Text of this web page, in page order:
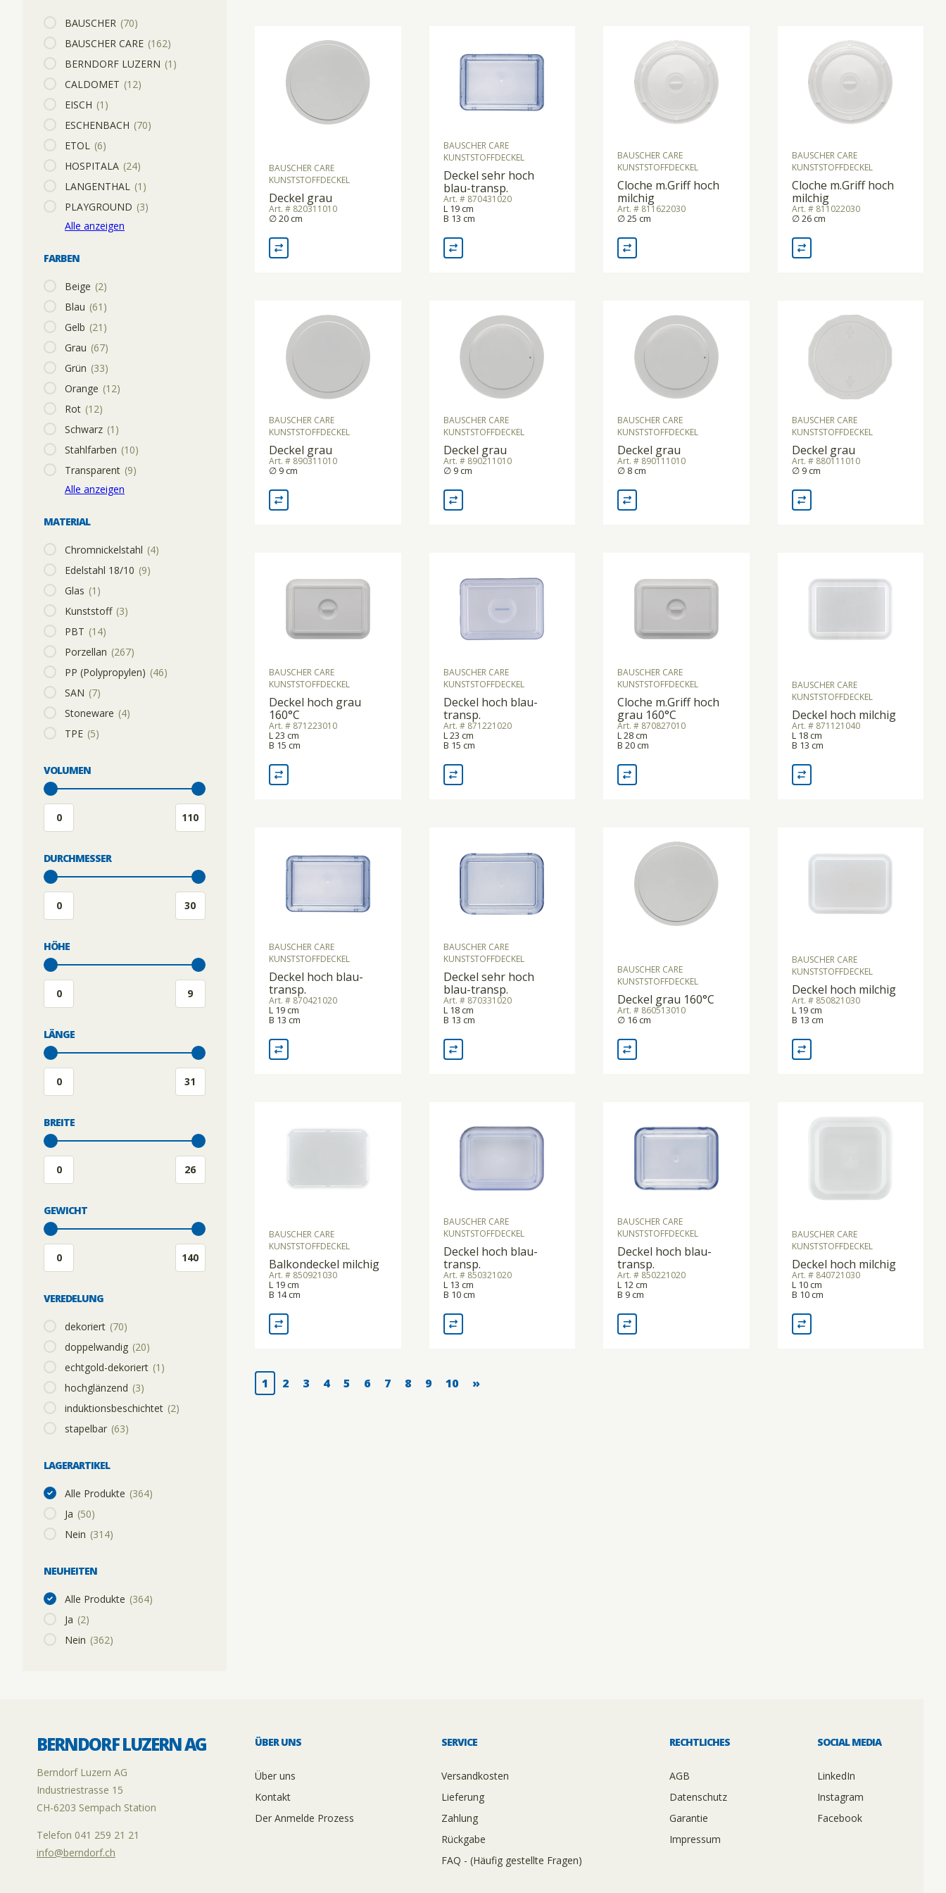
KÜHLGERÄTE/KÜHLVITRINEN
MOUSSIERGERÄT
RACLETTEGERÄTE
SAFTZENTRIFUGEN
SCHNEIDEMASCHINEN
SOUS-VIDE
STABMIXER/GEWERBEMIXER/BLIXER
TOASTER
VAKUUMIERMASCHINEN
SPEISETRANSPORT/GETRÄNKETRANSPORT
SPÜLKÖRBE
TABLETT-/TELLERTRANSPORTWAGEN
BAUSCHER (70)
BAUSCHER CARE (162)
BERNDORF LUZERN (1)
CALDOMET (12)
EISCH (1)
ESCHENBACH (70)
ETOL (6)
HOSPITALA (24)
LANGENTHAL (1)
PLAYGROUND (3)
Alle anzeigen
FARBEN
Beige (2)
Blau (61)
Gelb (21)
Grau (67)
Grün (33)
Orange (12)
Rot (12)
Schwarz (1)
Stahlfarben (10)
Transparent (9)
Alle anzeigen
MATERIAL
Chromnickelstahl (4)
Edelstahl 18/10 (9)
Glas (1)
Kunststoff (3)
PBT (14)
Porzellan (267)
PP (Polypropylen) (46)
SAN (7)
Stoneware (4)
TPE (5)
VOLUMEN
DURCHMESSER
HÖHE
LÄNGE
BREITE
GEWICHT
VEREDELUNG
dekoriert (70)
doppelwandig (20)
echtgold-dekoriert (1)
hochglänzend (3)
induktionsbeschichtet (2)
stapelbar (63)
LAGERARTIKEL
Alle Produkte (364)
Ja (50)
Nein (314)
NEUHEITEN
Alle Produkte (364)
Ja (2)
Nein (362)
BAUSCHER CARE
KUNSTSTOFFDECKEL
Deckel grau
Art. # 820311010
∅ 20 cm
BAUSCHER CARE
KUNSTSTOFFDECKEL
Deckel sehr hoch
blau-transp.
Art. # 870431020
L 19 cm
B 13 cm
BAUSCHER CARE
KUNSTSTOFFDECKEL
Cloche m.Griff hoch
milchig
Art. # 811622030
∅ 25 cm
BAUSCHER CARE
KUNSTSTOFFDECKEL
Cloche m.Griff hoch
milchig
Art. # 811022030
∅ 26 cm
BAUSCHER CARE
KUNSTSTOFFDECKEL
Deckel grau
Art. # 890311010
∅ 9 cm
BAUSCHER CARE
KUNSTSTOFFDECKEL
Deckel grau
Art. # 890211010
∅ 9 cm
BAUSCHER CARE
KUNSTSTOFFDECKEL
Deckel grau
Art. # 890111010
∅ 8 cm
BAUSCHER CARE
KUNSTSTOFFDECKEL
Deckel grau
Art. # 880111010
∅ 9 cm
BAUSCHER CARE
KUNSTSTOFFDECKEL
Deckel hoch grau
160°C
Art. # 871223010
L 23 cm
B 15 cm
BAUSCHER CARE
KUNSTSTOFFDECKEL
Deckel hoch blau-
transp.
Art. # 871221020
L 23 cm
B 15 cm
BAUSCHER CARE
KUNSTSTOFFDECKEL
Cloche m.Griff hoch
grau 160°C
Art. # 870827010
L 28 cm
B 20 cm
BAUSCHER CARE
KUNSTSTOFFDECKEL
Deckel hoch milchig
Art. # 871121040
L 18 cm
B 13 cm
BAUSCHER CARE
KUNSTSTOFFDECKEL
Deckel hoch blau-
transp.
Art. # 870421020
L 19 cm
B 13 cm
BAUSCHER CARE
KUNSTSTOFFDECKEL
Deckel sehr hoch
blau-transp.
Art. # 870331020
L 18 cm
B 13 cm
BAUSCHER CARE
KUNSTSTOFFDECKEL
Deckel grau 160°C
Art. # 860513010
∅ 16 cm
BAUSCHER CARE
KUNSTSTOFFDECKEL
Deckel hoch milchig
Art. # 850821030
L 19 cm
B 13 cm
BAUSCHER CARE
KUNSTSTOFFDECKEL
Balkondeckel milchig
Art. # 850921030
L 19 cm
B 14 cm
BAUSCHER CARE
KUNSTSTOFFDECKEL
Deckel hoch blau-
transp.
Art. # 850321020
L 13 cm
B 10 cm
BAUSCHER CARE
KUNSTSTOFFDECKEL
Deckel hoch blau-
transp.
Art. # 850221020
L 12 cm
B 9 cm
BAUSCHER CARE
KUNSTSTOFFDECKEL
Deckel hoch milchig
Art. # 840721030
L 10 cm
B 10 cm
1 2 3 4 5 6 7 8 9 10 »
ÜBER UNS
Über uns
Kontakt
Der Anmelde Prozess
SERVICE
Versandkosten
Lieferung
Zahlung
Rückgabe
FAQ - (Häufig gestellte Fragen)
RECHTLICHES
AGB
Datenschutz
Garantie
Impressum
SOCIAL MEDIA
LinkedIn
Instagram
Facebook
BERNDORF LUZERN AG
Berndorf Luzern AG
Industriestrasse 15
CH-6203 Sempach Station
Telefon 041 259 21 21
info@berndorf.ch